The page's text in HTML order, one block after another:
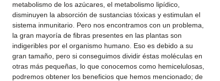
metabolismo de los azúcares, el metabolismo lipídico,
disminuyen la absorción de sustancias tóxicas y estimulan el
sistema inmunitario. Pero nos encontramos con un problema,
la gran mayoría de fibras presentes en las plantas son
indigeribles por el organismo humano. Eso es debido a su
gran tamaño, pero si conseguimos dividir éstas moléculas en
otras más pequeñas, lo que conocemos como hemicelulosas,
podremos obtener los beneficios que hemos mencionado; de